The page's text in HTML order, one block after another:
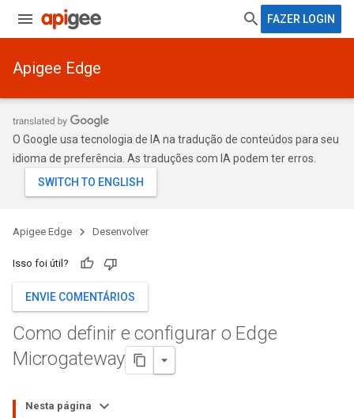
FAZER LOGIN
Apigee Edge
O Google usa tecnologia de IA na tradução de conteúdos para seu
idioma de preferência. As traduções com IA podem ter erros.
Apigee Edge Desenvolver
Isso foi útil?
ENVIE COMENTÁRIOS
Como definir e configurar o Edge
Microgateway
Nesta página